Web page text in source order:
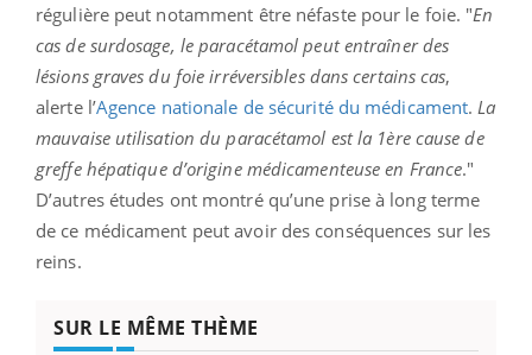
régulière peut notamment être néfaste pour le foie. "En
cas de surdosage, le paracétamol peut entraîner des
lésions graves du foie irréversibles dans certains cas,
alerte l’Agence nationale de sécurité du médicament. La
mauvaise utilisation du paracétamol est la 1ère cause de
greffe hépatique d’origine médicamenteuse en France."
D’autres études ont montré qu’une prise à long terme
de ce médicament peut avoir des conséquences sur les
reins.
SUR LE MÊME THÈME